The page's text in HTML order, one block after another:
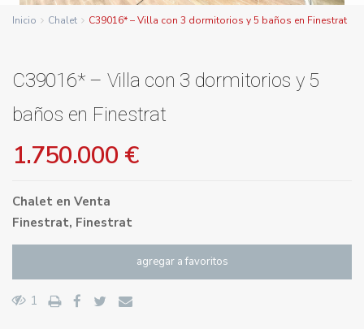
Inicio Chalet C39016* – Villa con 3 dormitorios y 5 baños en Finestrat
C39016* – Villa con 3 dormitorios y 5
baños en Finestrat
1.750.000 €
Chalet en Venta
Finestrat, Finestrat
agregar a favoritos
1